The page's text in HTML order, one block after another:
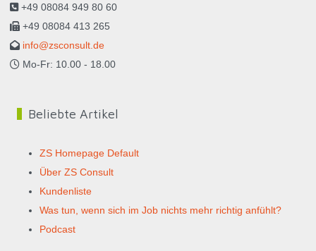
+49 08084 949 80 60
+49 08084 413 265
info@zsconsult.de
Mo-Fr: 10.00 - 18.00
Beliebte Artikel
ZS Homepage Default
Über ZS Consult
Kundenliste
Was tun, wenn sich im Job nichts mehr richtig anfühlt?
Podcast